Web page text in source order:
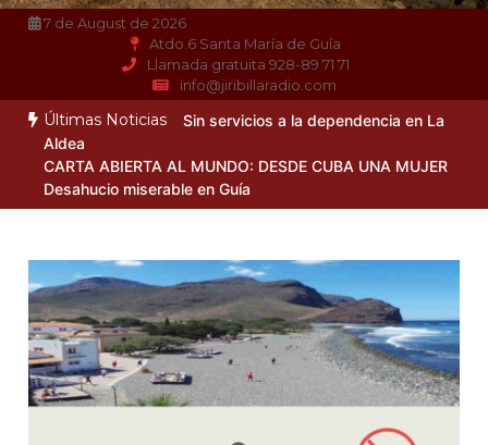
7 de August de 2026
Atdo.6 Santa María de Guía
Llamada gratuita 928-89 71 71
info@jiribillaradio.com
Últimas Noticias
Sin servicios a la dependencia en La
Aldea
CARTA ABIERTA AL MUNDO: DESDE CUBA UNA MUJER
Desahucio miserable en Guía